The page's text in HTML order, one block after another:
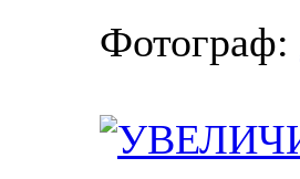
Фотограф: